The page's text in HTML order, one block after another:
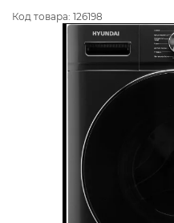
Код товара: 126198